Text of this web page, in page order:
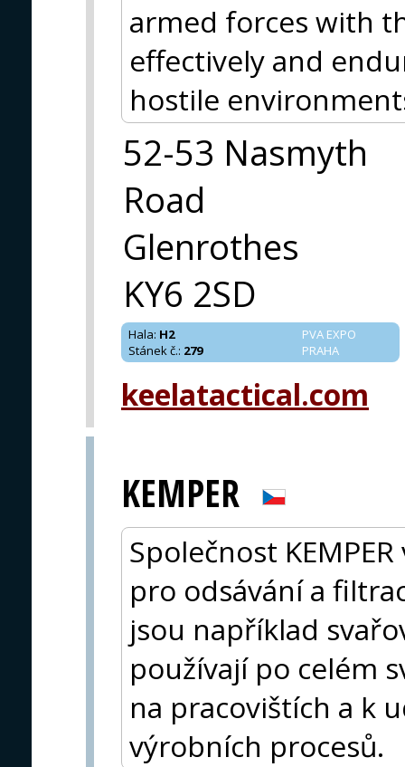
armed forces with
effectively and
hostile
52-53 Nasmyth
Road
Glenrothes
KY6 2SD
PVA EXPO
PRAHA
Hala: H2
Stánek č.: 279
keelatactical.com
KEMPER
Společnost
pro odsávání a
jsou například
používají po celém
na pracovištích a k
výrobních procesů.